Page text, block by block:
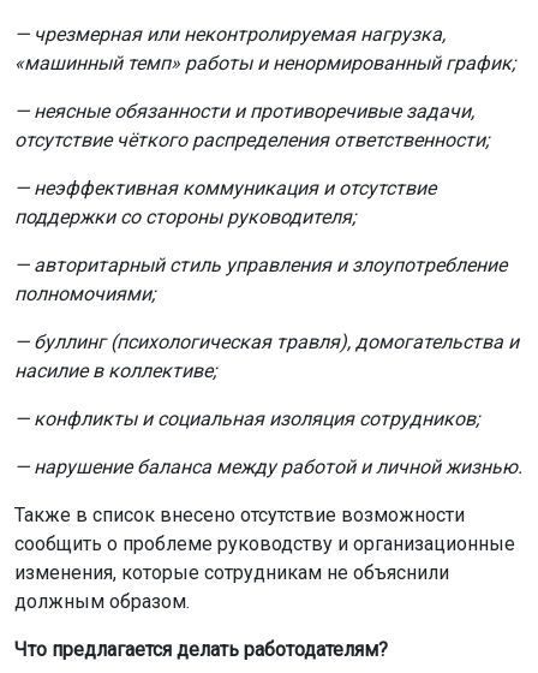
— чрезмерная или неконтролируемая нагрузка,
«машинный темп» работы и ненормированный график;
— неясные обязанности и противоречивые задачи,
отсутствие чёткого распределения ответственности;
— неэффективная коммуникация и отсутствие
поддержки со стороны руководителя;
— авторитарный стиль управления и злоупотребление
полномочиями;
— буллинг (психологическая травля), домогательства и
насилие в коллективе;
— конфликты и социальная изоляция сотрудников;
— нарушение баланса между работой и личной жизнью.
Также в список внесено отсутствие возможности
сообщить о проблеме руководству и организационные
изменения, которые сотрудникам не объяснили
должным образом.
Что предлагается делать работодателям?